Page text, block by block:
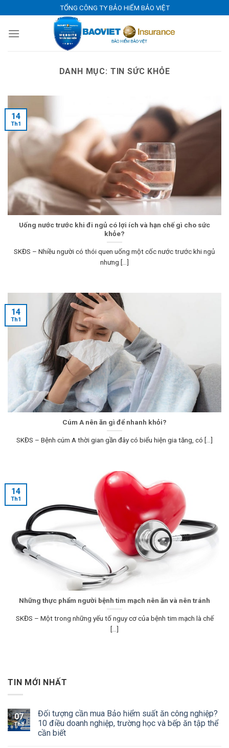
to
content
TỔNG CÔNG TY BẢO HIỂM BẢO VIỆT
DANH MỤC: TIN SỨC KHỎE
Uống nước trước khi đi ngủ có lợi ích và hạn chế gì cho sức
khỏe?
SKĐS – Nhiều người có thói quen uống một cốc nước trước khi ngủ
nhưng [...]
14
Th1
Cúm A nên ăn gì để nhanh khỏi?
SKĐS – Bệnh cúm A thời gian gần đây có biểu hiện gia tăng, có [...]
14
Th1
Những thực phẩm người bệnh tim mạch nên ăn và nên tránh
SKĐS – Một trong những yếu tố nguy cơ của bệnh tim mạch là chế
[...]
14
Th1
TIN MỚI NHẤT
07
Th8
Đối tượng cần mua Bảo hiểm suất ăn công nghiệp?
10 điều doanh nghiệp, trường học và bếp ăn tập thể
cần biết